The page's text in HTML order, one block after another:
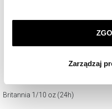
przez nas plików cookie
korzystamy. Możesz
dokonać zmiany wybranych
Zarządzaj
Britannia 1/10 oz (24h)